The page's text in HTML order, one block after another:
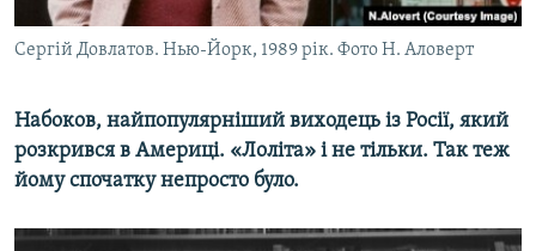
Сергій Довлатов. Нью-Йорк, 1989 рік. Фото Н. Аловерт
Набоков, найпопулярніший виходець із Росії, який
розкрився в Америці. «Лоліта» і не тільки. Так теж
йому спочатку непросто було.